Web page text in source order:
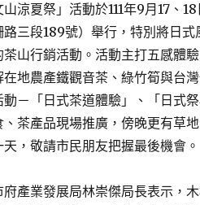
夏祭」活動於111年9月17、
路三段189號）舉行，特別將日
茶山行銷活動。活動主打五感體
在地農產鐵觀音茶、綠竹筍與台
動－「日式茶道體驗」、「日式
、茶產品現場推廣，傍晚更有草
天，敬請市民朋友把握最後機會。
業發展局林崇傑局長表示，木